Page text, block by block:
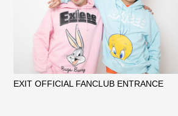
EXIT OFFICIAL FANCLUB ENTRANCE